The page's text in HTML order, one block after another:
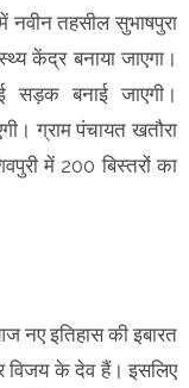
नवीन तहसील सुभाषपुरा
केंद्र बनाया जाएगा।
सड़क बनाई जाएगी।
ग्राम पंचायत खतौरा
में 200 बिस्तरों का
नए इतिहास की इबारत
विजय के देव हैं। इसलिए